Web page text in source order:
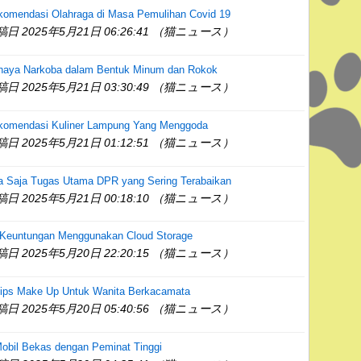
Olahraga di Masa Pemulihan Covid 19
日 2025年5月21日 06:26:41 （猫ニュース）
Narkoba dalam Bentuk Minum dan Rokok
日 2025年5月21日 03:30:49 （猫ニュース）
Kuliner Lampung Yang Menggoda
日 2025年5月21日 01:12:51 （猫ニュース）
Saja Tugas Utama DPR yang Sering Terabaikan
日 2025年5月21日 00:18:10 （猫ニュース）
Menggunakan Cloud Storage
日 2025年5月20日 22:20:15 （猫ニュース）
Make Up Untuk Wanita Berkacamata
日 2025年5月20日 05:40:56 （猫ニュース）
Bekas dengan Peminat Tinggi